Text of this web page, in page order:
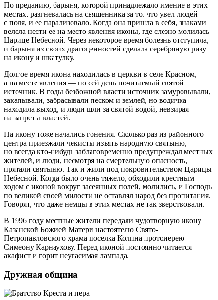
По преданию, барыня, которой принадлежало имение в этих
местах, разгневалась на священника за то, что увел людей
с поля, и ее парализовало. Когда она пришла в себя, знаками
велела нести ее на место явления иконы, где слезно молилась
Царице Небесной. Через некоторое время болезнь отступила,
и барыня из своих драгоценностей сделала серебряную ризу
на икону и шкатулку.
Долгое время икона находилась в церкви в селе Красном,
а на месте явления — по сей день почитаемый святой
источник. В годы безбожной власти источник замуровывали,
закапывали, забрасывали песком и землей, но водичка
находила выход, и люди шли за святой водой, невзирая
на запреты властей.
На икону тоже начались гонения. Сколько раз из районного
центра приезжали чекисты изъять народную святыню,
но всегда кто-нибудь заблаговременно предупреждал местных
жителей, и люди, несмотря на смертельную опасность,
прятали святыню. Так и жили под покровительством Царицы
Небесной. Когда было очень тяжело, обходили крестным
ходом с иконой вокруг засеянных полей, молились, и Господь
по великой своей милости не оставлял народ без пропитания.
Говорят, что даже немцы в этих местах не так зверствовали.
В 1996 году местные жители передали чудотворную икону
Казанской Божией Матери настоятелю Свято-
Петропавловского храма поселка Колпна протоиерею
Симеону Карнаухову. Перед иконой постоянно читается
акафист и горит неугасимая лампада.
Дружная община